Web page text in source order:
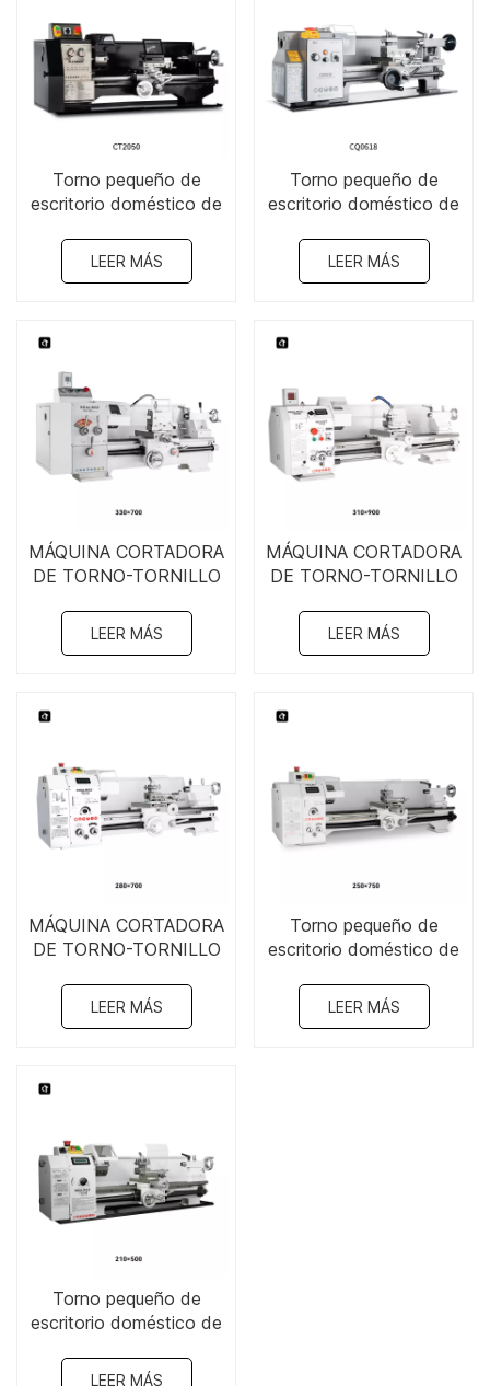
Torno pequeño de
escritorio doméstico de
LEER MÁS
Torno pequeño de
escritorio doméstico de
LEER MÁS
MÁQUINA CORTADORA
DE TORNO-TORNILLO
(UTSI+REFRIGERANTE)
LEER MÁS
MÁQUINA CORTADORA
DE TORNO-TORNILLO
LEER MÁS
MÁQUINA CORTADORA
DE TORNO-TORNILLO
LEER MÁS
Torno pequeño de
escritorio doméstico de
LEER MÁS
Torno pequeño de
escritorio doméstico de
LEER MÁS